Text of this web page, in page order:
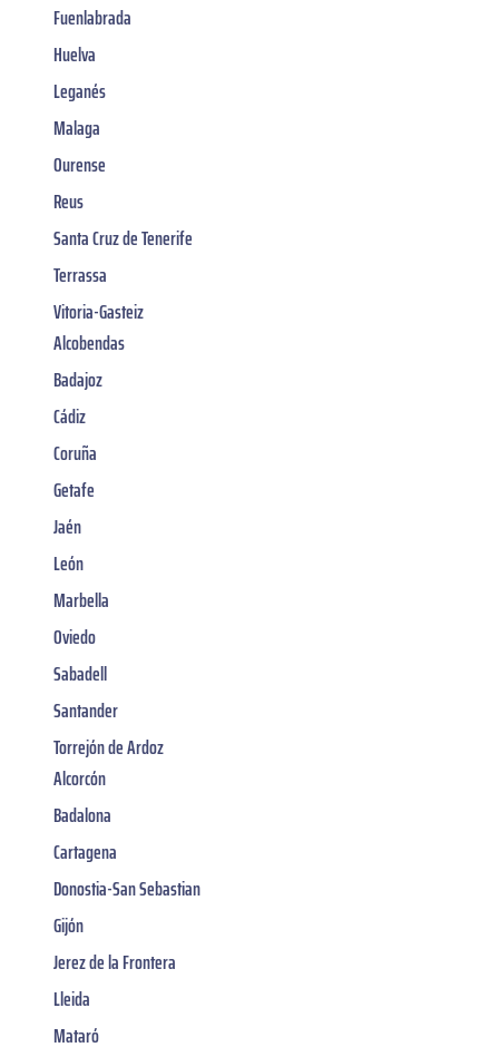
Fuenlabrada
Huelva
Leganés
Malaga
Ourense
Reus
Santa Cruz de Tenerife
Terrassa
Vitoria-Gasteiz
Alcobendas
Badajoz
Cádiz
Coruña
Getafe
Jaén
León
Marbella
Oviedo
Sabadell
Santander
Torrejón de Ardoz
Alcorcón
Badalona
Cartagena
Donostia-San Sebastian
Gijón
Jerez de la Frontera
Lleida
Mataró